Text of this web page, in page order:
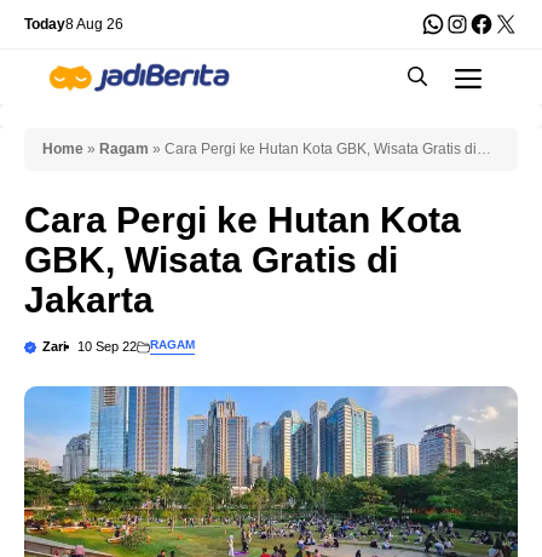
Skip
content
Today8 Aug 26 WhatsApp
X
Home » Ragam » Cara Pergi ke Hutan Kota GBK, Wisata Gratis di
Cara Pergi ke Hutan Kota
GBK, Wisata Gratis di
Jakarta
Zari 10 Sep 22 RAGAM